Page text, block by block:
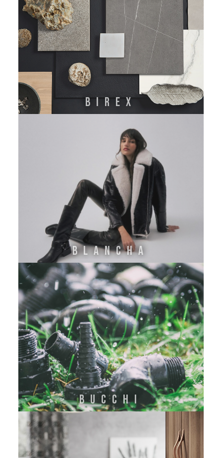
BIREX
BLANCHA
BUCCHI